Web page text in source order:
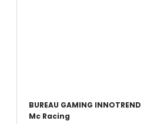
BUREAU GAMING INNOTREND
Mc Racing